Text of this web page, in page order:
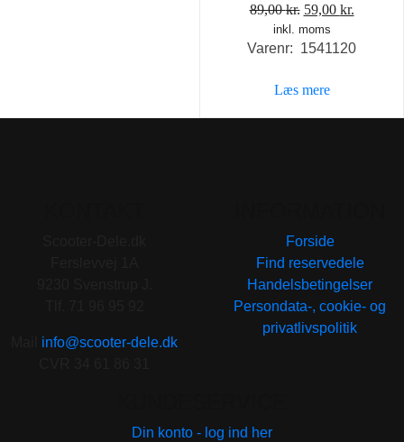
89,00kr. Den
oprindelige
pris
89,00 kr..
59,00 kr.
pris
inkl. moms
Varenr: 1541120
Læs mere
info@scooter-dele.dk
Forside
Find reservedele
Handelsbetingelser
Persondata-, cookie- og
privatlivspolitik
Din konto - log ind her